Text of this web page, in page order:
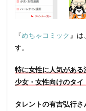
『めちゃコミック 』
す。
特に女性に人気がある
少女・女性向けのタイ
タレントの有吉弘行